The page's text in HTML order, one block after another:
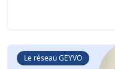
Le réseau GEYVO